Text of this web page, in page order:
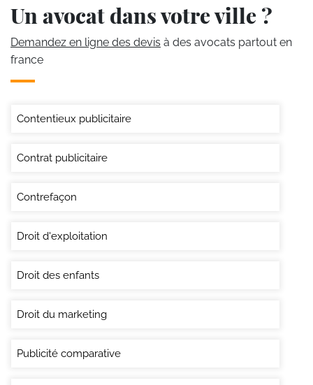
Un avocat dans votre ville ?
Demandez en ligne des devis à des avocats partout en
france
Contentieux publicitaire
Contrat publicitaire
Contrefaçon
Droit d'exploitation
Droit des enfants
Droit du marketing
Publicité comparative